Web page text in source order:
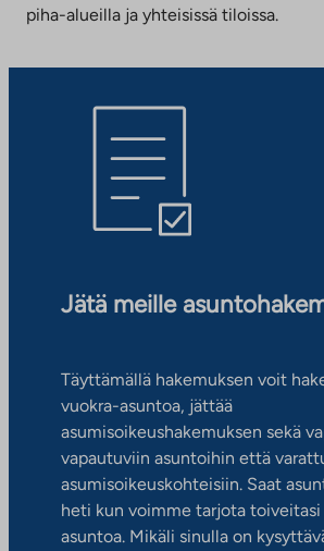
piha-alueilla ja yhteisissä tiloissa.
Jätä meille
Täyttämällä hakemuksen voit
vuokra-asuntoa, jättää
asumisoikeushakemuksen sekä
vapautuviin asuntoihin että
asumisoikeuskohteisiin. Saat
heti kun voimme tarjota toiveitasi
asuntoa. Mikäli sinulla on